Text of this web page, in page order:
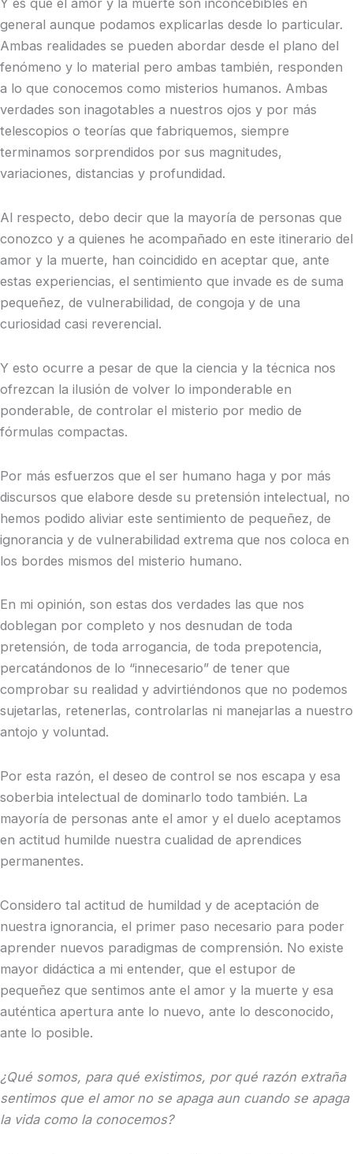
Y es que el amor y la muerte son inconcebibles en
general aunque podamos explicarlas desde lo particular.
Ambas realidades se pueden abordar desde el plano del
fenómeno y lo material pero ambas también, responden
a lo que conocemos como misterios humanos. Ambas
verdades son inagotables a nuestros ojos y por más
telescopios o teorías que fabriquemos, siempre
terminamos sorprendidos por sus magnitudes,
variaciones, distancias y profundidad.
Al respecto, debo decir que la mayoría de personas que
conozco y a quienes he acompañado en este itinerario del
amor y la muerte, han coincidido en aceptar que, ante
estas experiencias, el sentimiento que invade es de suma
pequeñez, de vulnerabilidad, de congoja y de una
curiosidad casi reverencial.
Y esto ocurre a pesar de que la ciencia y la técnica nos
ofrezcan la ilusión de volver lo imponderable en
ponderable, de controlar el misterio por medio de
fórmulas compactas.
Por más esfuerzos que el ser humano haga y por más
discursos que elabore desde su pretensión intelectual, no
hemos podido aliviar este sentimiento de pequeñez, de
ignorancia y de vulnerabilidad extrema que nos coloca en
los bordes mismos del misterio humano.
En mi opinión, son estas dos verdades las que nos
doblegan por completo y nos desnudan de toda
pretensión, de toda arrogancia, de toda prepotencia,
percatándonos de lo “innecesario” de tener que
comprobar su realidad y advirtiéndonos que no podemos
sujetarlas, retenerlas, controlarlas ni manejarlas a nuestro
antojo y voluntad.
Por esta razón, el deseo de control se nos escapa y esa
soberbia intelectual de dominarlo todo también. La
mayoría de personas ante el amor y el duelo aceptamos
en actitud humilde nuestra cualidad de aprendices
permanentes.
Considero tal actitud de humildad y de aceptación de
nuestra ignorancia, el primer paso necesario para poder
aprender nuevos paradigmas de comprensión. No existe
mayor didáctica a mi entender, que el estupor de
pequeñez que sentimos ante el amor y la muerte y esa
auténtica apertura ante lo nuevo, ante lo desconocido,
ante lo posible.
¿Qué somos, para qué existimos, por qué razón extraña
sentimos que el amor no se apaga aun cuando se apaga
la vida como la conocemos?